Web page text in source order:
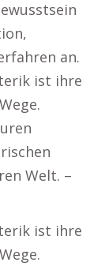
an.
ist ihre
Welt. –
ist ihre